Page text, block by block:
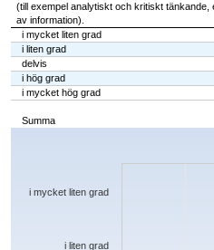
(till exempel analytiskt och kritiskt
av information).
i mycket liten grad
i liten grad
delvis
i hög grad
i mycket hög grad
Summa
Chart
The chart has 1 X axis displaying categories.
i liten grad
i mycket liten grad